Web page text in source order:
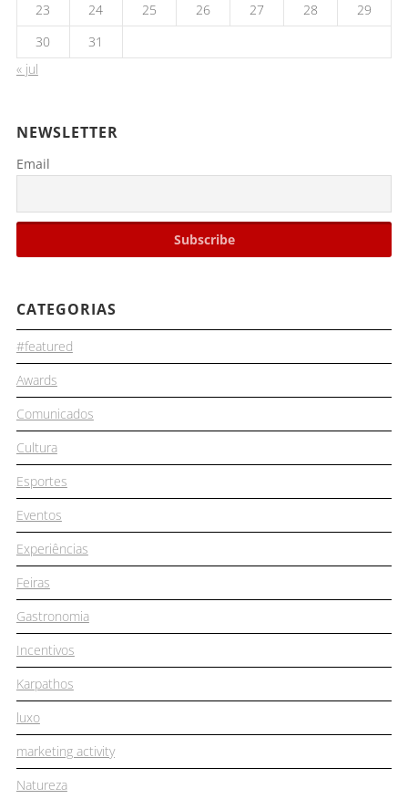
23
24 25 26 27 28
29
30
31
« jul
NEWSLETTER
Email
CATEGORIAS
#featured
Awards
Comunicados
Cultura
Esportes
Eventos
Experiências
Feiras
Gastronomia
Incentivos
Karpathos
luxo
marketing activity
Natureza